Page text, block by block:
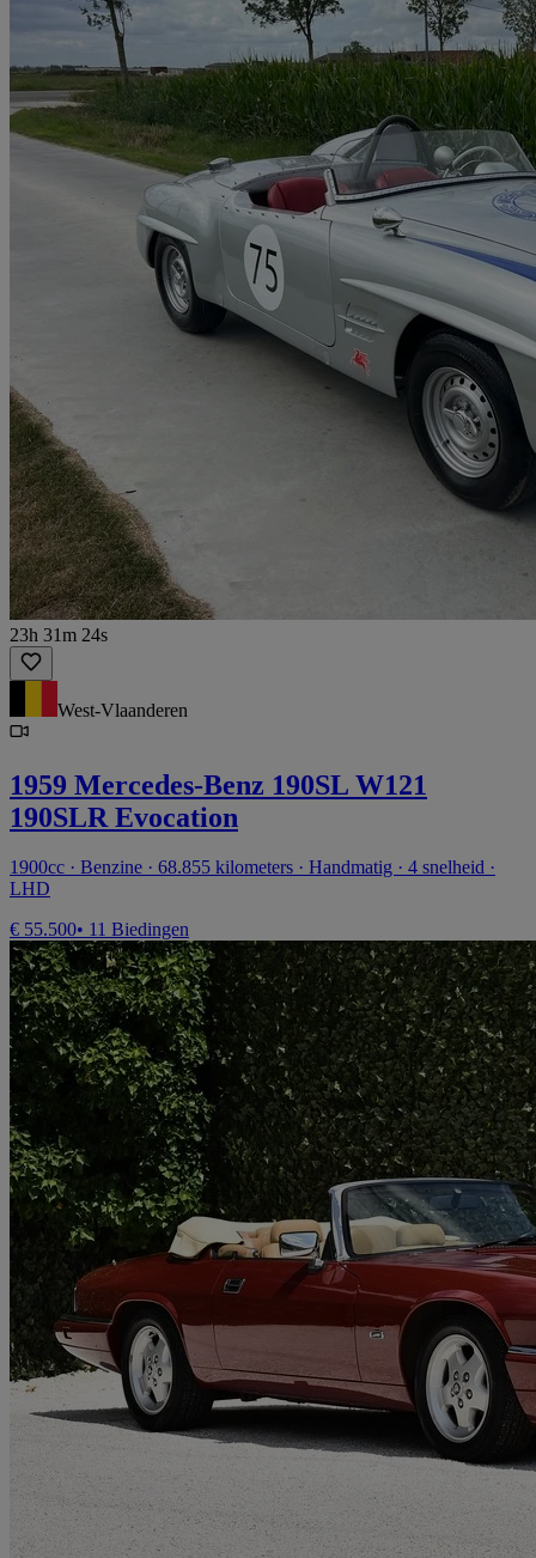
23h 31m 24s
West-Vlaanderen
1959 Mercedes-Benz 190SL W121
190SLR Evocation
1900cc · Benzine · 68.855 kilometers · Handmatig · 4 snelheid ·
LHD
€ 55.500• 11 Biedingen